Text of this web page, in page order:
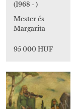
(1968 - )
Mester és
Margarita
95 000 HUF